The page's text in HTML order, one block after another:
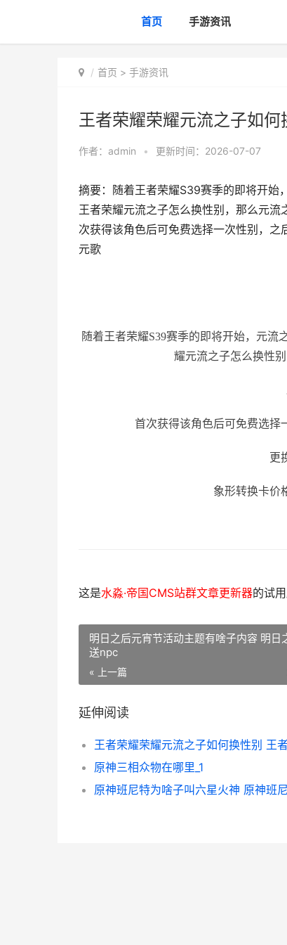
首页 手游资讯
首页 > 手游资讯
王者荣耀荣耀元流之子如
作者： admin • 更新时间：2026-07-07
摘要：随着王者荣耀S39赛季的即将开始
王者荣耀元流之子怎么换性别，那么元
次获得该角色后可免费选择一次性别，
元歌
随着王者荣耀S39赛季的即将开始，元
耀元流之子怎么换性
首次获得该角色后可免费选择
更
象形转换卡价
这是水淼·帝国CMS站群文章更新器的试
明日之后元宵节活动主题有啥子内容 明日
送npc
« 上一篇
延伸阅读
原神三相众物在哪里_1
原神班尼特为啥子叫六星火神 原神班